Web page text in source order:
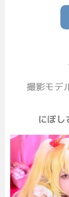
撮影モデ
にぼし